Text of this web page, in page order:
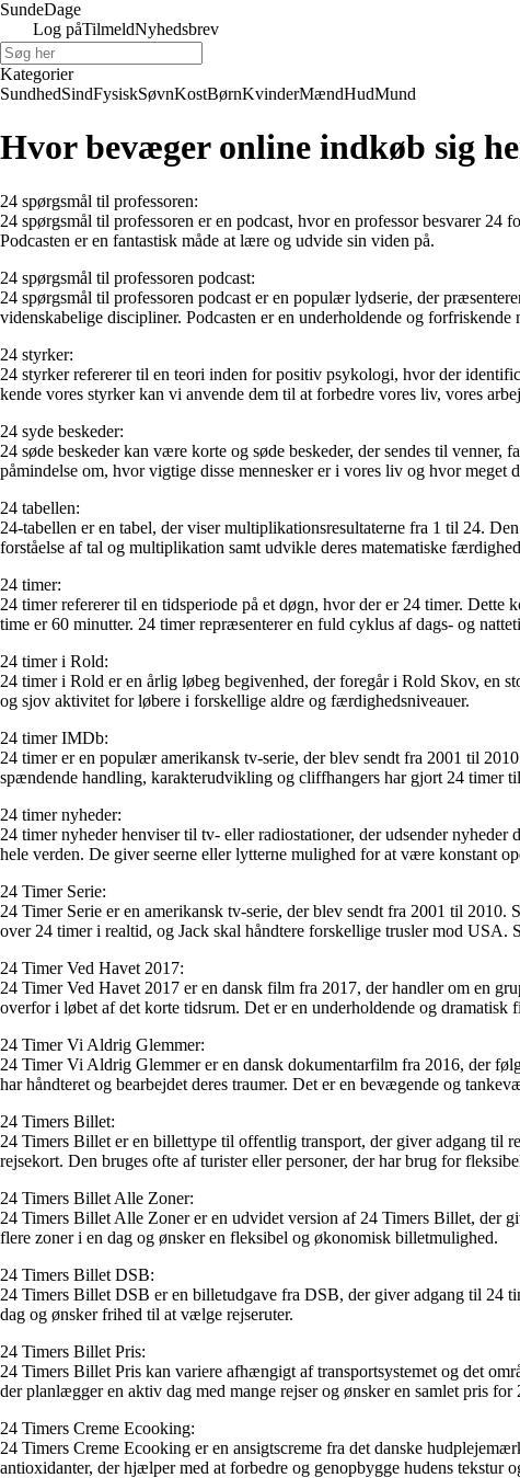
SundeDage
Log påTilmeldNyhedsbrev
Kategorier
SundhedSindFysiskSøvnKostBørnKvinderMændHudMund
Hvor bevæger online indkøb sig
24 spørgsmål til professoren:
24 spørgsmål til professoren er en podcast, hvor en professor besvarer
Podcasten er en fantastisk måde at lære og udvide sin viden på.
24 spørgsmål til professoren podcast:
24 spørgsmål til professoren podcast er en populær lydserie, der
videnskabelige discipliner. Podcasten er en underholdende og forfriskende
24 styrker:
24 styrker refererer til en teori inden for positiv psykologi, hvor der
kende vores styrker kan vi anvende dem til at forbedre vores liv, vores
24 syde beskeder:
24 søde beskeder kan være korte og søde beskeder, der sendes til
påmindelse om, hvor vigtige disse mennesker er i vores liv og hvor meget
24 tabellen:
24-tabellen er en tabel, der viser multiplikationsresultaterne fra 1 til 24.
forståelse af tal og multiplikation samt udvikle deres matematiske
24 timer:
24 timer refererer til en tidsperiode på et døgn, hvor der er 24 timer. Dette
time er 60 minutter. 24 timer repræsenterer en fuld cyklus af dags- og
24 timer i Rold:
24 timer i Rold er en årlig løbeg begivenhed, der foregår i Rold Skov, en
og sjov aktivitet for løbere i forskellige aldre og færdighedsniveauer.
24 timer IMDb:
24 timer er en populær amerikansk tv-serie, der blev sendt fra 2001 til
spændende handling, karakterudvikling og cliffhangers har gjort 24 timer
24 timer nyheder:
24 timer nyheder henviser til tv- eller radiostationer, der udsender
hele verden. De giver seerne eller lytterne mulighed for at være konstant
24 Timer Serie:
24 Timer Serie er en amerikansk tv-serie, der blev sendt fra 2001 til
over 24 timer i realtid, og Jack skal håndtere forskellige trusler mod USA.
24 Timer Ved Havet 2017:
24 Timer Ved Havet 2017 er en dansk film fra 2017, der handler om en
overfor i løbet af det korte tidsrum. Det er en underholdende og dramatisk
24 Timer Vi Aldrig Glemmer:
24 Timer Vi Aldrig Glemmer er en dansk dokumentarfilm fra 2016, der
har håndteret og bearbejdet deres traumer. Det er en bevægende og
24 Timers Billet:
24 Timers Billet er en billettype til offentlig transport, der giver adgang til
rejsekort. Den bruges ofte af turister eller personer, der har brug for
24 Timers Billet Alle Zoner:
24 Timers Billet Alle Zoner er en udvidet version af 24 Timers Billet, der
flere zoner i en dag og ønsker en fleksibel og økonomisk billetmulighed.
24 Timers Billet DSB:
24 Timers Billet DSB er en billetudgave fra DSB, der giver adgang til 24
dag og ønsker frihed til at vælge rejseruter.
24 Timers Billet Pris:
24 Timers Billet Pris kan variere afhængigt af transportsystemet og det
der planlægger en aktiv dag med mange rejser og ønsker en samlet pris for
24 Timers Creme Ecooking:
24 Timers Creme Ecooking er en ansigtscreme fra det danske
antioxidanter, der hjælper med at forbedre og genopbygge hudens tekstur